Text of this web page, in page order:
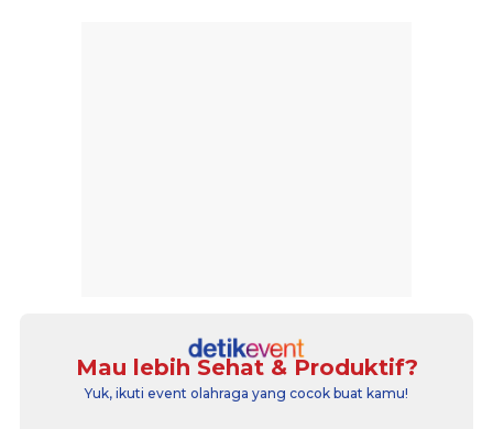
Mau lebih Sehat & Produktif?
Yuk, ikuti event olahraga yang cocok buat kamu!